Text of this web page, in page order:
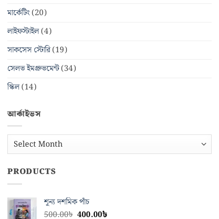
মার্কেটিং(20)
লাইফস্টাইল(4)
সাকসেস স্টোরি(19)
সেলভ ইমপ্রুভমেন্ট(34)
স্কিল(14)
আর্কাইভস
আর্কাইভস
PRODUCTS
শূন্য দশমিক পাঁচ
500.00৳ Original
400.00৳Current